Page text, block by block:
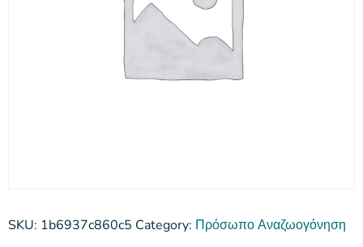
SKU: 1b6937c860c5 Category: Πρόσωπο Αναζωογόνηση